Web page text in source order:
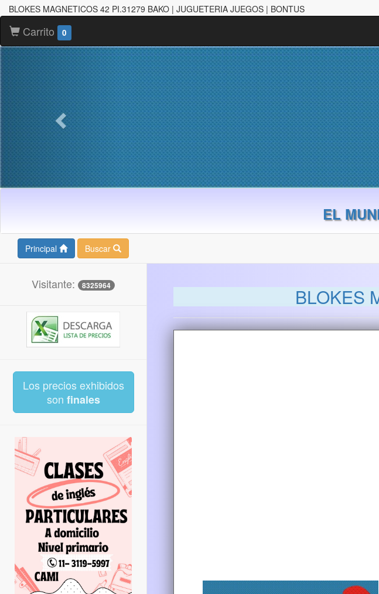
BLOKES MAGNETICOS 42 PI.31279 BAKO | JUGUETERIA JUEGOS | BONTUS
Carrito 0
EL
Principal Buscar
Visitante: 8325964
Los precios exhibidos
son finales
BLOKES